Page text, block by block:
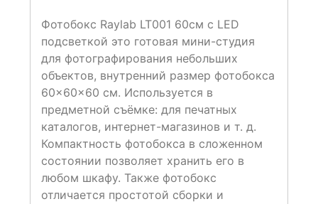
Фотобокс Raylab LT001 60см с LED
подсветкой это готовая мини-студия
для фотографирования небольших
объектов, внутренний размер фотобокса
60×60×60 см. Используется в
предметной съёмке: для печатных
каталогов, интернет-магазинов и т. д.
Компактность фотобокса в сложенном
состоянии позволяет хранить его в
любом шкафу. Также фотобокс
отличается простотой сборки и